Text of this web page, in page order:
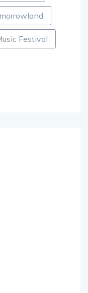
Festival